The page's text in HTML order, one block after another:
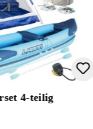
4-teilig